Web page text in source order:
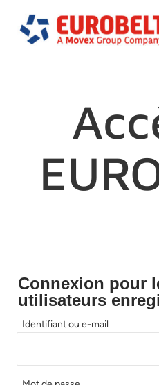
Aller
contenu
Connexion pour
utilisateurs
Identifiant ou e-mail